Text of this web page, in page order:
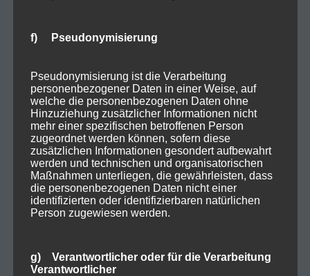
f) Pseudonymisierung
Pseudonymisierung ist die Verarbeitung
personenbezogener Daten in einer Weise, auf
welche die personenbezogenen Daten ohne
Hinzuziehung zusätzlicher Informationen nicht
mehr einer spezifischen betroffenen Person
zugeordnet werden können, sofern diese
zusätzlichen Informationen gesondert aufbewahrt
werden und technischen und organisatorischen
Maßnahmen unterliegen, die gewährleisten, dass
die personenbezogenen Daten nicht einer
identifizierten oder identifizierbaren natürlichen
Person zugewiesen werden.
g) Verantwortlicher oder für die Verarbeitung
Verantwortlicher